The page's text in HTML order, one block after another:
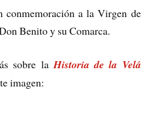
conmemoración a la Virgen de
Benito y su Comarca.
sobre laHistoria de la Velá
imagen: